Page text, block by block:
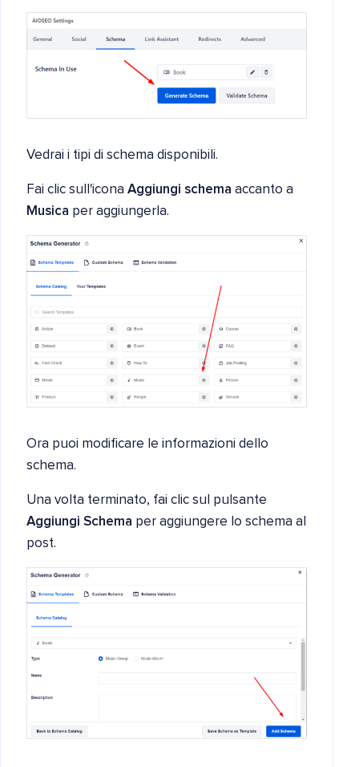
Vedrai i tipi di schema disponibili.
Fai clic sull'icona Aggiungi schema accanto a
Musica per aggiungerla.
Ora puoi modificare le informazioni dello
schema.
Una volta terminato, fai clic sul pulsante
Aggiungi Schema per aggiungere lo schema al
post.